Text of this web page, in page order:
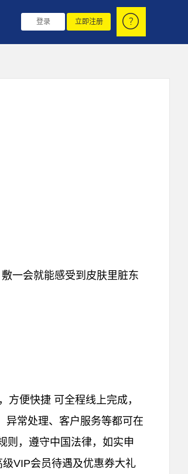
登录 立即注册
一会就能感受到皮肤里脏东
便快捷 可全程线上完成，
异常处理、客户服务等都可在
则，遵守中国法律，如实申
VIP会员待遇及优惠券大礼